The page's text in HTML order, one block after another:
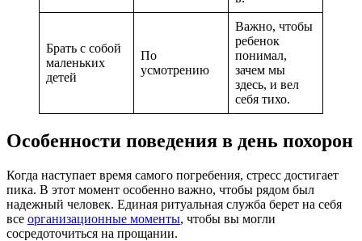
Брать с собой
маленьких
детей
По
усмотрению
Важно, чтобы
ребенок
понимал,
зачем мы
здесь, и вел
себя тихо.
Особенности поведения в день похорон
Когда наступает время самого погребения, стресс достигает
пика. В этот момент особенно важно, чтобы рядом был
надежный человек. Единая ритуальная служба берет на себя
все организационные моменты, чтобы вы могли
сосредоточиться на прощании.